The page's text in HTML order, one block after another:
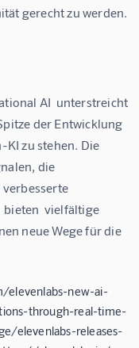
gerecht zu werden.
AI  unterstreicht
der Entwicklung
zu stehen. Die
die
bieten  vielfältige
neue Wege für die
elevenlabs-new-ai-
through-real-time-
elevenlabs-releases-